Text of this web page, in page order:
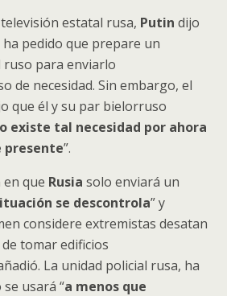
estatal rusa, Putin dijo
ha pedido que prepare un
para enviarlo
de necesidad. Sin embargo, el
que él y su par bielorruso
existe tal necesidad por ahora
presente”.
que Rusia solo enviará un
se descontrola” y
considere extremistas desatan
tomar edificios
La unidad policial rusa, ha
se usará “a menos que